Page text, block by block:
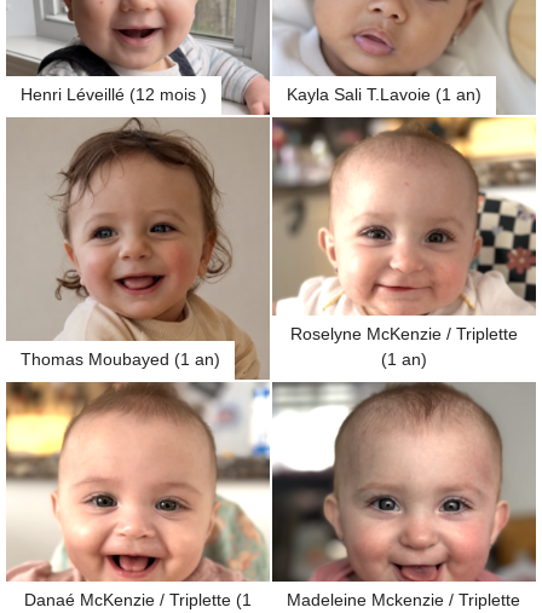
Henri Léveillé (12 mois ) Kayla Sali T.Lavoie (1 an)
Thomas Moubayed (1 an)
Roselyne McKenzie / Triplette
(1 an)
Danaé McKenzie / Triplette (1
Madeleine Mckenzie / Triplette